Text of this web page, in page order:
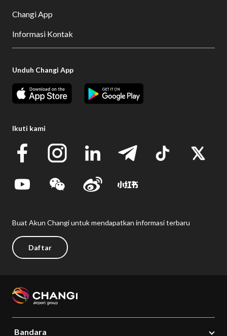
Changi App
Informasi Kontak
Unduh Changi App
Ikuti kami
Buat Akun Changi untuk mendapatkan informasi terbaru
Daftar
Bandara